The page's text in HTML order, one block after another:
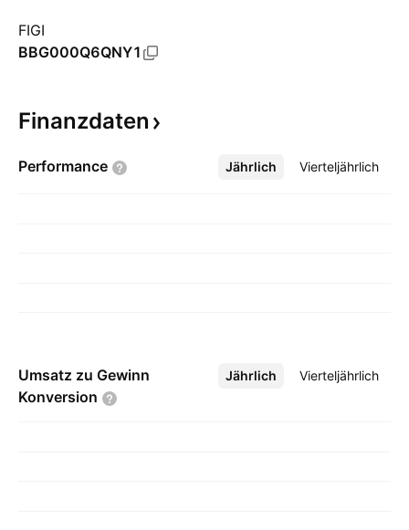
FIGI
BBG000Q6QNY1
Finanzdaten
Performance Jährlich Vierteljährlich
Mehr
Umsatz zu Gewinn
Konversion
Jährlich Vierteljährlich
Mehr